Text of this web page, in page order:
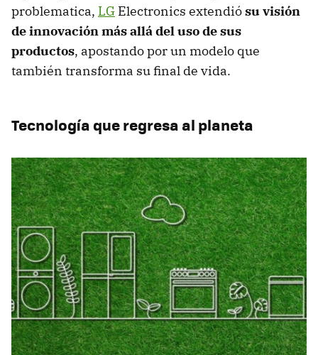
problematica, LG Electronics extendiósu visión
de innovación más allá del uso de sus
productos, apostando por un modelo que
también transforma su final de vida.
Tecnología que regresa al planeta